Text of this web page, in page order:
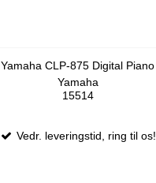
Yamaha CLP-875 Digital Piano
Yamaha
15514
Vedr. leveringstid, ring til os!